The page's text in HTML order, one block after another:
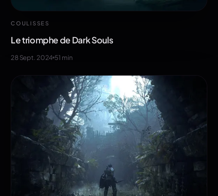
COULISSES
Le triomphe de Dark Souls
28 Sept. 2024 51 min